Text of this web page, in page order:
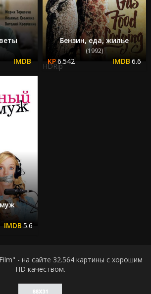
Бензин, еда, жилье
(1992)
6.542 6.6
HDRip
5.6
- на сайте 32.564 картины с хорошим
HD качеством.